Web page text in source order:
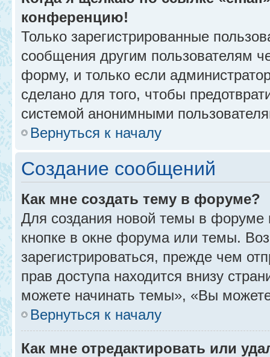
конференцию!
Только зарегистрированные
сообщения другим пользователям
форму, и только если
сделано для того, чтобы
системой анонимными
Вернуться к началу
Создание сообщений
Как мне создать тему в форуме?
Для создания новой темы в форуме
кнопке в окне форума или темы.
зарегистрироваться, прежде чем
прав доступа находится внизу
можете начинать темы», «Вы
Вернуться к началу
Как мне отредактировать или